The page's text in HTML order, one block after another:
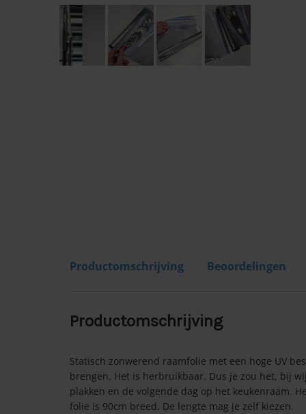
Productomschrijving Beoordelingen
Productomschrijving
Statisch zonwerend raamfolie met een hoge UV
brengen. Het is herbruikbaar. Dus je zou het, bij
plakken en de volgende dag op het keukenraam.
folie is 90cm breed. De lengte mag je zelf kiezen.